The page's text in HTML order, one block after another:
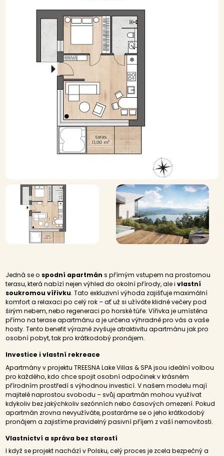
Jedná se o spodní apartmán s přímým vstupem na prostornou
terasu, která nabízí nejen výhled do okolní přírody, ale ivlastní
soukromou vířivku. Tato exkluzivní výhoda zajišťuje maximální
komfort a relaxaci po celý rok – ať už si užíváte klidné večery pod
širým nebem, nebo regeneraci po horské túře. Vířivka je umístěna
přímo na terase apartmánu a je určena výhradně pro vás a vaše
hosty. Tento benefit výrazně zvyšuje atraktivitu apartmánu jak pro
osobní pobyt, tak pro krátkodobý pronájem.
Investice i vlastní rekreace
Apartmány v projektu TREESNA Lake Villas & SPA jsou ideální volbou
pro každého, kdo chce spojit osobní odpočinek v krásném
přírodním prostředí s výhodnou investicí. V našem modelu mají
majitelé naprostou svobodu – svůj apartmán mohou využívat
kdykoliv bez jakýchkoliv sezónních nebo časových omezení. Pokud
apartmán zrovna nevyužíváte, postaráme se o jeho krátkodobý
pronájem a zajistíme pravidelný pasivní příjem z vaší nemovitosti.
Vlastnictví a správa bez starostí
I když se projekt nachází v Polsku, celý proces je zcela bezpečný a